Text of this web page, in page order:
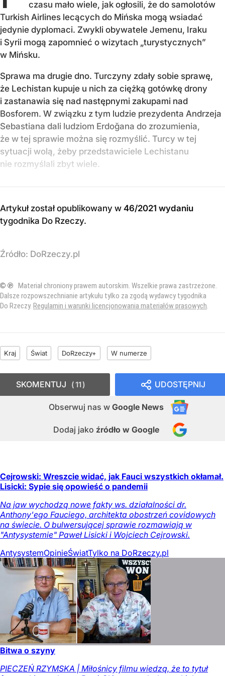
czasu mało wiele, jak ogłosili, że do samolotów
Turkish Airlines lecących do Mińska mogą wsiadać
jedynie dyplomaci. Zwykli obywatele Jemenu, Iraku
i Syrii mogą zapomnieć o wizytach „turystycznych”
w Mińsku.
Sprawa ma drugie dno. Turczyny zdały sobie sprawę,
że Lechistan kupuje u nich za ciężką gotówkę drony
i zastanawia się nad następnymi zakupami nad
Bosforem. W związku z tym ludzie prezydenta Andrzeja
Sebastiana dali ludziom Erdoğana do zrozumienia,
że w tej sprawie można się rozmyślić. Turcy w tej
sytuacji wolą, żeby przedstawiciele Lechistanu
nie rozmyślali zbyt wiele.
Artykuł został opublikowany w 46/2021 wydaniu
tygodnika Do Rzeczy.
Źródło: DoRzeczy.pl
© ℗ Materiał chroniony prawem autorskim. Wszelkie prawa zastrzeżone.
Dalsze rozpowszechnianie artykułu tylko za zgodą wydawcy tygodnika
Do Rzeczy. Regulamin i warunki licencjonowania materiałów prasowych.
Kraj Świat DoRzeczy+ W numerze
UDOSTĘPNIJ
Obserwuj nas w Google News
Dodaj jako źródło w Google
SKOMENTUJ 11
Cejrowski: Wreszcie widać, jak Fauci wszystkich okłamał.
Lisicki: Sypie się opowieść o pandemii
Na jaw wychodzą nowe fakty ws. działalności dr.
Anthony'ego Fauciego, architekta obostrzeń covidowych
na świecie. O bulwersującej sprawie rozmawiają w
"Antysystemie" Paweł Lisicki i Wojciech Cejrowski.
AntysystemOpinieŚwiatTylko na DoRzeczy.pl
Bitwa o szyny
PIECZEŃ RZYMSKA | Miłośnicy filmu wiedzą, że to tytuł